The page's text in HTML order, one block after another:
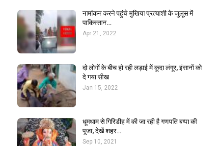
नामांकन करने पहुंचे मुखिया प्रत्याशी के जुलूस में
पाकिस्तान…
Apr 21, 2022
दो लोगों के बीच हो रही लड़ाई में कूदा लंगूर, इंसानों को
दे गया सीख
Jan 15, 2022
धूमधाम से गिरिडीह में की जा रही है गणपति बप्पा की
पूजा, देखें शहर…
Sep 10, 2021